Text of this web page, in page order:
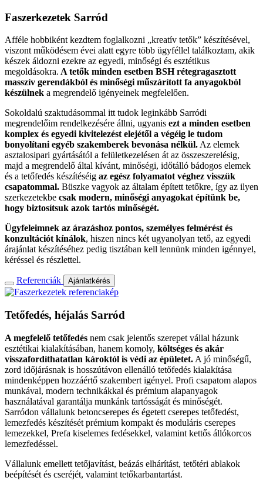
Faszerkezetek Sarród
Afféle hobbiként kezdtem foglalkozni „kreatív tetők” készítésével,
viszont működésem évei alatt egyre több ügyféllel találkoztam, akik
készek áldozni ezekre az egyedi, minőségi és esztétikus
megoldásokra. A tetők minden esetben BSH rétegragasztott
masszív gerendákból és minőségi műszárított fa anyagokból
készülnek a megrendelő igényeinek megfelelően.
Sokoldalú szaktudásommal itt tudok leginkább Sarródi
megrendelőim rendelkezésére állni, ugyanis ezt a minden esetben
komplex és egyedi kivitelezést elejétől a végéig le tudom
bonyolítani egyéb szakemberek bevonása nélkül.Az elemek
asztalosipari gyártásától a felületkezelésen át az összeszerelésig,
majd a megrendelő által kívánt, minőségi, időtálló bádogos elemek
és a tetőfedés készítéséig az egész folyamatot véghez visszük
csapatommal. Büszke vagyok az általam épített tetőkre, így az ilyen
szerkezetekbe csak modern, minőségi anyagokat építünk be,
hogy biztosítsuk azok tartós minőségét.
Ügyfeleimnek az árazáshoz pontos, személyes felmérést és
konzultációt kínálok, hiszen nincs két ugyanolyan tető, az egyedi
árajánlat készítéséhez pedig tisztában kell lennünk minden igénnyel,
kéréssel és részlettel.
Referenciák Ajánlatkérés
Tetőfedés, héjalás Sarród
A megfelelő tetőfedés nem csak jelentős szerepet vállal házunk
esztétikai kialakításában, hanem komoly, költséges és akár
visszafordíthatatlan károktól is védi az épületet. A jó minőségű,
zord időjárásnak is hosszútávon ellenálló tetőfedés kialakítása
mindenképpen hozzáértő szakembert igényel. Profi csapatom alapos
munkával, modern technikákkal és prémium alapanyagok
használatával garantálja munkánk tartósságát és minőségét.
Sarródon vállalunk betoncserepes és égetett cserepes tetőfedést,
lemezfedés készítését prémium kompakt és moduláris cserepes
lemezekkel, Prefa kiselemes fedésekkel, valamint kettős állókorcos
lemezfedéssel.
Vállalunk emellett tetőjavítást, beázás elhárítást, tetőtéri ablakok
beépítését és cseréjét, valamint tetőkarbantartást.